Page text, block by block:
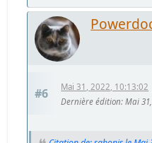
#6
Mai 31, 2022, 10:13:02
Dernière édition: Mai